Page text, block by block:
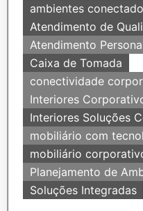
ambientes
Atendimento de
Atendimento
Caixa de Tomada
conectividade
Interiores
Interiores Soluções
mobiliário com
mobiliário
Planejamento de
Soluções Integradas